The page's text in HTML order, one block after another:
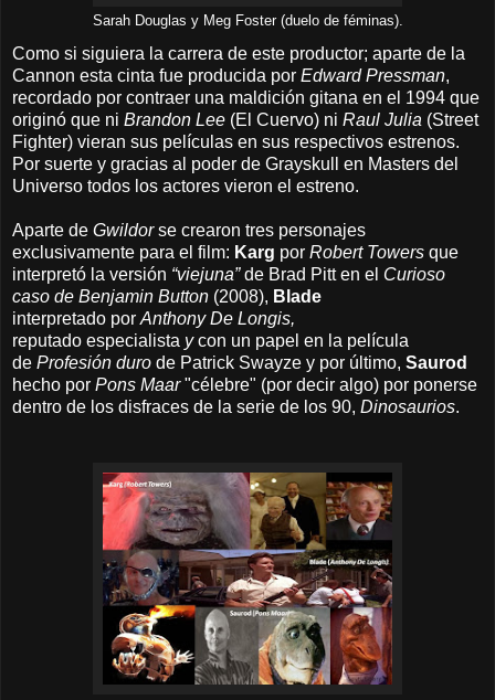
Sarah Douglas y Meg Foster (duelo de féminas).
Como si siguiera la carrera de este productor; aparte de la
Cannon esta cinta fue producida por Edward Pressman,
recordado por contraer una maldición gitana en el 1994 que
originó que ni Brandon Lee (El Cuervo) ni Raul Julia (Street
Fighter) vieran sus películas en sus respectivos estrenos.
Por suerte y gracias al poder de Grayskull en Masters del
Universo todos los actores vieron el estreno.
Aparte de Gwildorse crearon tres personajes
exclusivamente para el film: Karg por Robert Towers que
interpretó la versión “viejuna”de Brad Pitt en el Curioso
caso de Benjamin Button (2008), Blade
interpretado por Anthony De Longis,
reputado especialista ycon un papel en la película
de Profesión duro de Patrick Swayze y por último, Saurod
hecho por Pons Maar"célebre" (por decir algo) por ponerse
dentro de los disfraces de la serie de los 90, Dinosaurios.